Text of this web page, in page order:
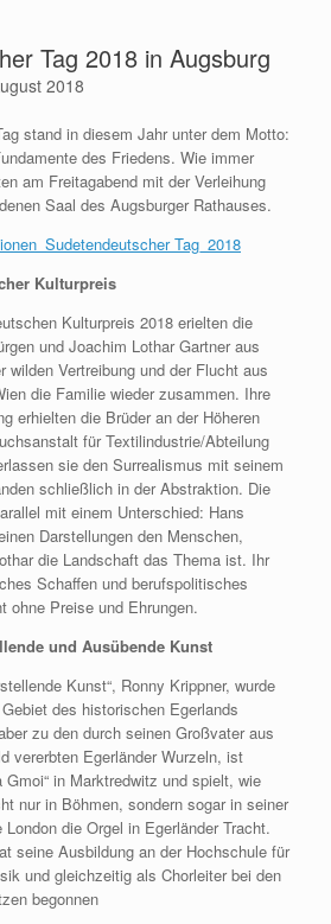
Tag 2018 in Augsburg
2018
stand in diesem Jahr unter dem Motto:
des Friedens. Wie immer
am Freitagabend mit der Verleihung
Saal des Augsburger Rathauses.
Tag_2018
Kulturpreis
Kulturpreis 2018 erielten die
und Joachim Lothar Gartner aus
wilden Vertreibung und der Flucht aus
die Familie wieder zusammen. Ihre
erhielten die Brüder an der Höheren
für Textilindustrie/Abteilung
sie den Surrealismus mit seinem
schließlich in der Abstraktion. Die
mit einem Unterschied: Hans
Darstellungen den Menschen,
die Landschaft das Thema ist. Ihr
Schaffen und berufspolitisches
ohne Preise und Ehrungen.
und Ausübende Kunst
Kunst“, Ronny Krippner, wurde
des historischen Egerlands
zu den durch seinen Großvater aus
vererbten Egerländer Wurzeln, ist
Gmoi“ in Marktredwitz und spielt, wie
nur in Böhmen, sondern sogar in seiner
die Orgel in Egerländer Tracht.
seine Ausbildung an der Hochschule für
und gleichzeitig als Chorleiter bei den
begonnen